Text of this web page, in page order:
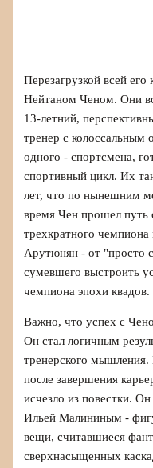
Перезагрузкой всей
Нейтаном Ченом. Они
13‑летний,
тренер с колоссальным
одного - спортсмена,
спортивный цикл. Их
лет, что по нынешним
время Чен прошел путь
трехкратного
Арутюнян - от "просто
сумевшего выстроить
чемпиона эпохи квадов.
Важно, что успех с
Он стал логичным
тренерского мышления.
после завершения
исчезло из повестки.
Ильей Малининым -
вещи, считавшиеся
сверхнасыщенных